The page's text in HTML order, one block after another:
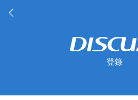
登錄